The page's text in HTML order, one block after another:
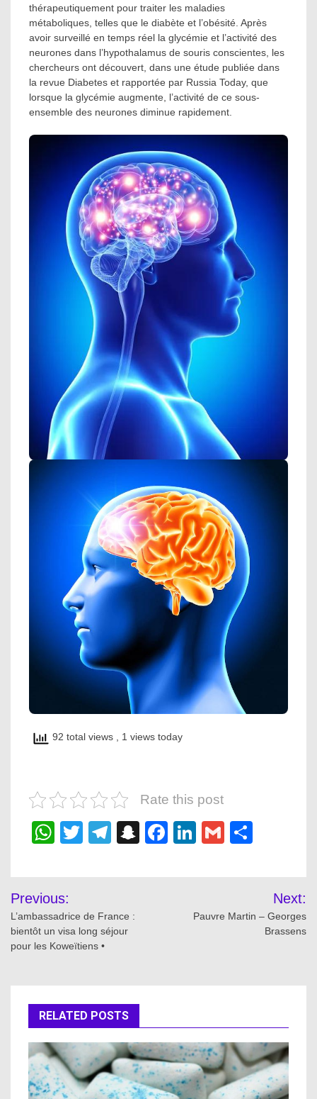
thérapeutiquement pour traiter les maladies
métaboliques, telles que le diabète et l’obésité. Après
avoir surveillé en temps réel la glycémie et l’activité des
neurones dans l’hypothalamus de souris conscientes, les
chercheurs ont découvert, dans une étude publiée dans
la revue Diabetes et rapportée par Russia Today, que
lorsque la glycémie augmente, l’activité de ce sous-
ensemble des neurones diminue rapidement.
92 total views , 1 views today
Rate this post
WhatsApp
Twitter
Telegram
Snapchat
Facebook
LinkedIn
Gmail
Post
navigation
Previous:
L’ambassadrice de France :
bientôt un visa long séjour
pour les Koweïtiens •
Next:
Pauvre Martin – Georges
Brassens
RELATED POSTS